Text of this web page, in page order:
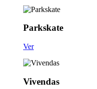
Parkskate
Ver
Vivendas